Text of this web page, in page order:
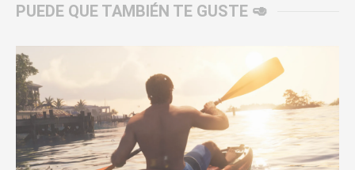
PUEDE QUE TAMBIÉN TE GUSTE 🥑